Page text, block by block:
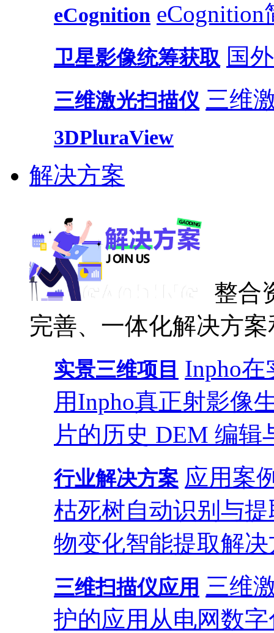
eCognition eCognition
卫星影像统筹获取 国
三维激光扫描仪 三维
3DPluraView
解决方案
整合
完善、一体化解决方
实景三维项目 Inpho
用Inpho真正射影像
片的历史 DEM 编辑
行业解决方案 应用案
枯死树自动识别与提
物变化智能提取解
三维扫描仪应用 三维
护的应用 从电网数